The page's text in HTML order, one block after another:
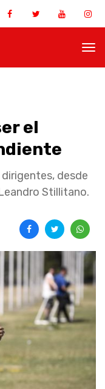
el
desde
Stillitano.